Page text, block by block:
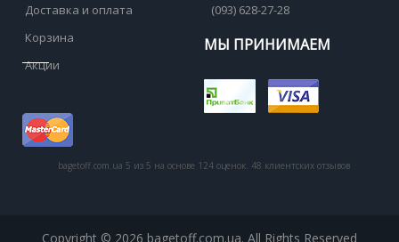
Доставка и оплата
Корзина
Акции
(093) 628-27-28
МЫ ПРИНИМАЕМ
bagetoff.com.ua 5 из 5 на основе 124 оценок. 48 клиентских отзывов
Copyright © 2026 bagetoff.com.ua. All Rights Reserved